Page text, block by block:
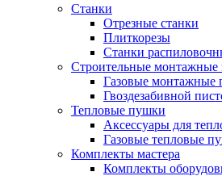
Станки
Отрезные станки
Плиткорезы
Станки
Строительные монтажные
Газовые монтажные
Гвоздезабивной
Тепловые пушки
Аксессуары для
Газовые тепловые
Комплекты мастера
Комплекты